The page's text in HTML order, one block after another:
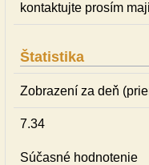
kontaktujte prosím
Štatistika
Zobrazení za deň
7.34
Súčasné hodnotenie